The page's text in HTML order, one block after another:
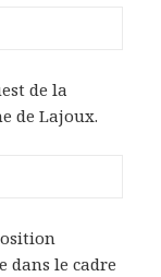
de la
de Lajoux.
dans le cadre